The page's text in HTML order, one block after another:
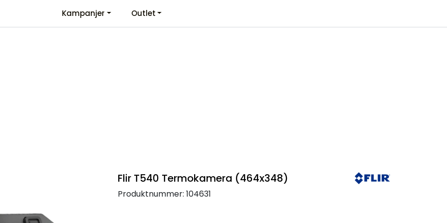
KontaktinformasjonKampanjer Outlet
Flir T540 Termokamera (464x348)
Produktnummer: 104631